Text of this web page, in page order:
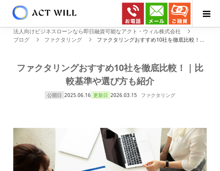
法人向けビジネスローンなら即日融資可能なアクト・ウィル株式会社
ブログ
ファクタリング ファクタリングおすすめ10社を徹底比較！...
ファクタリングおすすめ10社を徹底比較！｜比
較基準や選び方も紹介
公開日 2025.06.16 更新日 2026.03.15 ファクタリング